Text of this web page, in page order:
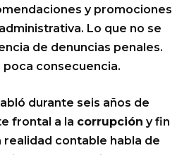
y promociones
Lo que no se
de denuncias penales.
consecuencia.
durante seis años de
frontal a la corrupción y fin
realidad contable habla de